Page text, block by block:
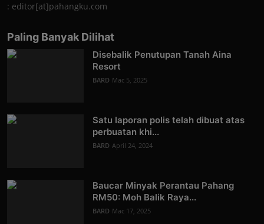
: editor[at]pahangku.com
Paling Banyak Dilihat
Disebalik Penutupan Tanah Aina
Resort
BARD Mac 5, 2025
Satu laporan polis telah dibuat atas
perbuatan khi...
BARD April 24, 2024
Baucar Minyak Perantau Pahang
RM50: Moh Balik Raya...
BARD Mac 17, 2025